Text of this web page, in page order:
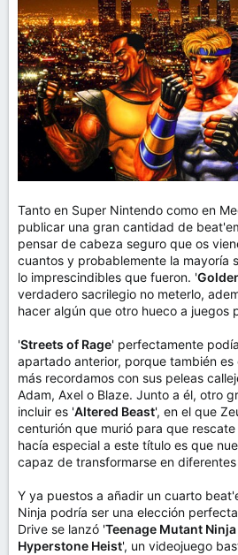
Tanto en Super Nintendo como en
publicar una gran cantidad de
pensar de cabeza seguro que os
cuantos y probablemente la mayoría
lo imprescindibles que fueron. '
verdadero sacrilegio no meterlo,
hacer algún que otro hueco a juegos
'Streets of Rage' perfectamente
apartado anterior, porque también
más recordamos con sus peleas
Adam, Axel o Blaze. Junto a él, otro
incluir es 'Altered Beast', en el que
centurión que murió para que
hacía especial a este título es que
capaz de transformarse en
Y ya puestos a añadir un cuarto
Ninja podría ser una elección
Drive se lanzó 'Teenage Mutant
Hyperstone Heist', un videojuego